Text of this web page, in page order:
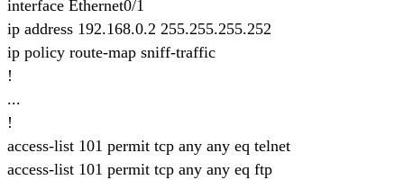
interface Ethernet0/1
ip address 192.168.0.2 255.255.255.252
ip policy route-map sniff-traffic
!
...
!
access-list 101 permit tcp any any eq telnet
access-list 101 permit tcp any any eq ftp